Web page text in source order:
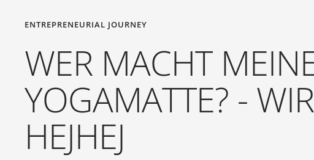
ENTREPRENEURIAL JOURNEY
WER MACHT
YOGAMATTE? -
HEJHEJ